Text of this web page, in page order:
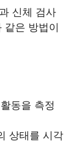
신체 검사
같은 방법이
동을 측정
상태를 시각